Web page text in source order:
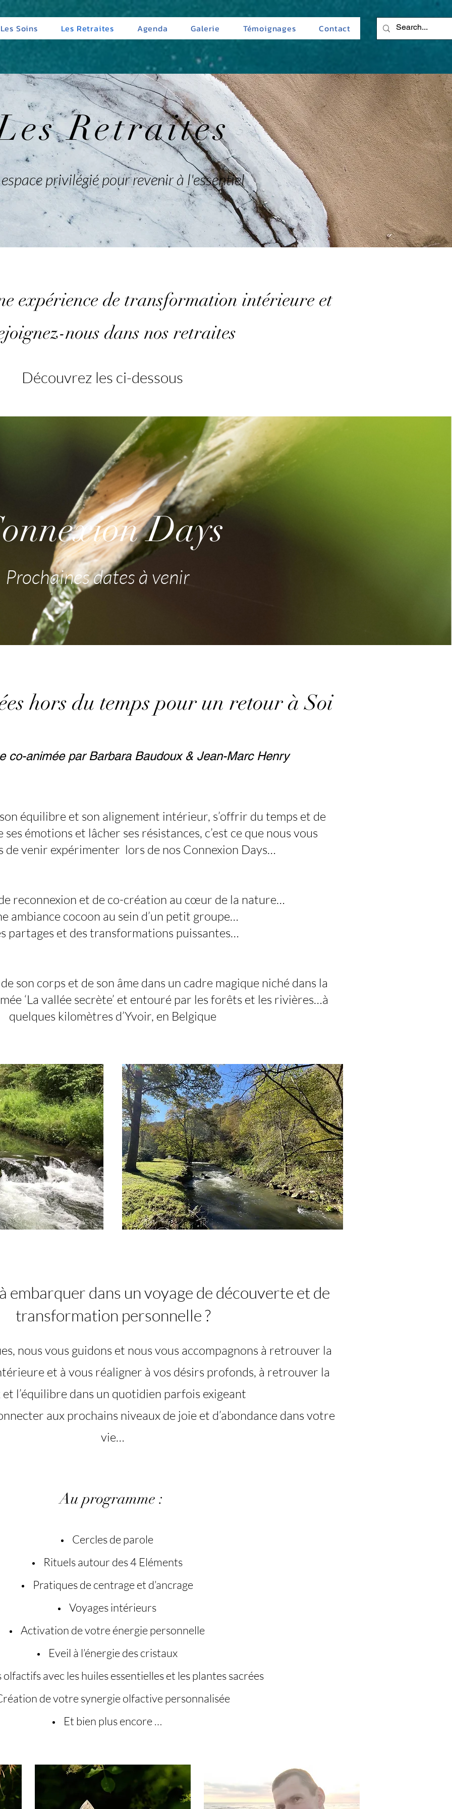
Les Soins Les Retraites Agenda Galerie Témoignages Contact
Retraites
privilégié pour revenir à l'essentiel
expérience de transformation intérieure et
nous dans nos retraites
Découvrez les ci-dessous
Days
Prochaines dates à venir
hors du temps pour un retour à Soi
co-animée par Barbara Baudoux & Jean-Marc Henry
équilibre et son alignement intérieur, s’offrir du temps et de
ses émotions et lâcher ses résistances, c’est ce que nous vous
de venir expérimenter lors de nos Connexion Days…
reconnexion et de co-création au cœur de la nature…
ambiance cocoon au sein d’un petit groupe…
partages et des transformations puissantes…
son corps et de son âme dans un cadre magique niché dans la
‘La vallée secrète’ et entouré par les forêts et les rivières…à
quelques kilomètres d’Yvoir, en Belgique
embarquer dans un voyage de découverte et de
transformation personnelle ?
nous vous guidons et nous vous accompagnons à retrouver la
et à vous réaligner à vos désirs profonds, à retrouver la
et l’équilibre dans un quotidien parfois exigeant
aux prochains niveaux de joie et d’abondance dans votre
vie…
Cercles de parole
Rituels autour des 4 Eléments
Pratiques de centrage et d’ancrage
Voyages intérieurs
Activation de votre énergie personnelle
Eveil à l’énergie des cristaux
olfactifs avec les huiles essentielles et les plantes sacrées
de votre synergie olfactive personnalisée
Et bien plus encore …
Au programme :